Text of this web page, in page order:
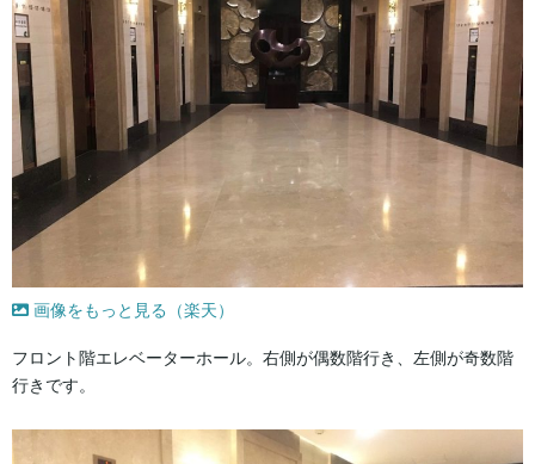
画像をもっと見る（楽天）
フロント階エレベーターホール。右側が偶数階行き、左側が奇数階
行きです。